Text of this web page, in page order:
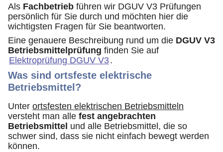
Als Fachbetrieb führen wir DGUV V3 Prüfungen
persönlich für Sie durch und möchten hier die
wichtigsten Fragen für Sie beantworten.
Eine genauere Beschreibung rund um die DGUV V3
Betriebsmittelprüfung finden Sie auf
Elektroprüfung DGUV V3.
Was sind ortsfeste elektrische
Betriebsmittel?
Unter ortsfesten elektrischen Betriebsmitteln
versteht man alle fest angebrachten
Betriebsmittel und alle Betriebsmittel, die so
schwer sind, dass sie nicht einfach bewegt werden
können.